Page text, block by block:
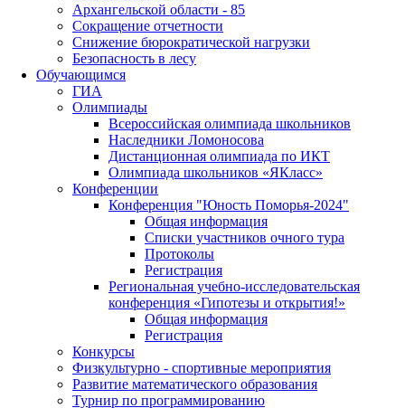
Архангельской области - 85
Сокращение отчетности
Снижение бюрократической нагрузки
Безопасность в лесу
Обучающимся
ГИА
Олимпиады
Всероссийская олимпиада школьников
Наследники Ломоносова
Дистанционная олимпиада по ИКТ
Олимпиада школьников «ЯКласс»
Конференции
Конференция "Юность Поморья-2024"
Общая информация
Списки участников очного тура
Протоколы
Регистрация
Региональная учебно-исследовательская
конференция «Гипотезы и открытия!»
Общая информация
Регистрация
Конкурсы
Физкультурно - спортивные мероприятия
Развитие математического образования
Турнир по программированию